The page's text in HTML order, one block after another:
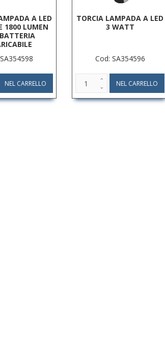
A LED
1800 LUMEN
TORCIA LAMPADA A LED
3 WATT
Cod: SA354596